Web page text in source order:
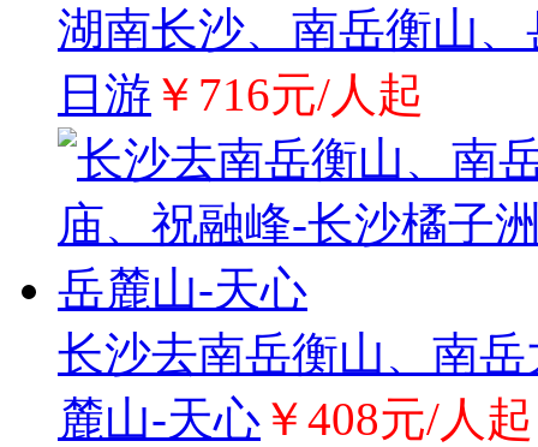
湖南长沙、南岳衡山
日游 ￥716元/人起
长沙去南岳衡山、南
麓山-天心 ￥408元/人起